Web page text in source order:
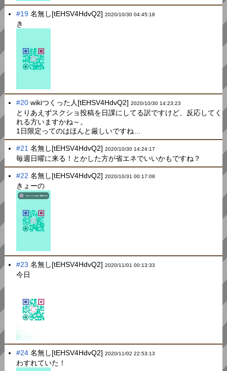
#19 名無し[tEHSV4HdvQ2]2020/10/30 04:45:18
き
#20 wikiつくった人[tEHSV4HdvQ2]2020/10/30 14:23:23
とりあえずスクショ投稿を日課にしてる訳ですけど、反応してく
れる方いますかね～。
1日限定ってのはほんと厳しいですね…
#21 名無し[tEHSV4HdvQ2]2020/10/30 14:24:17
毎週日曜に来る！とかした方が省エネでいいかもですね？
#22 名無し[tEHSV4HdvQ2]2020/10/31 00:17:08
きょーの
#23 名無し[tEHSV4HdvQ2]2020/11/01 00:13:33
今日
#24 名無し[tEHSV4HdvQ2]2020/11/02 22:53:13
わすれていた！